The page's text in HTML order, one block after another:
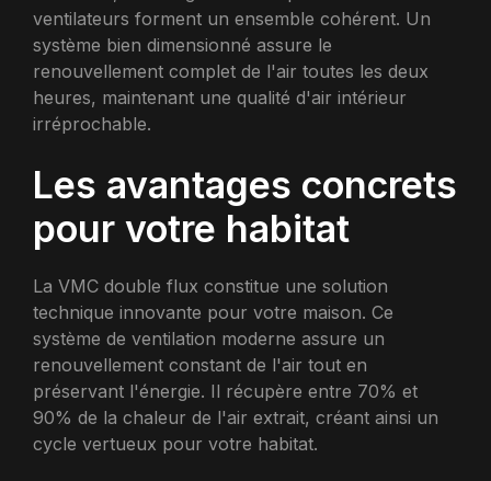
ventilateurs forment un ensemble cohérent. Un
système bien dimensionné assure le
renouvellement complet de l'air toutes les deux
heures, maintenant une qualité d'air intérieur
irréprochable.
Les avantages concrets
pour votre habitat
La VMC double flux constitue une solution
technique innovante pour votre maison. Ce
système de ventilation moderne assure un
renouvellement constant de l'air tout en
préservant l'énergie. Il récupère entre 70% et
90% de la chaleur de l'air extrait, créant ainsi un
cycle vertueux pour votre habitat.